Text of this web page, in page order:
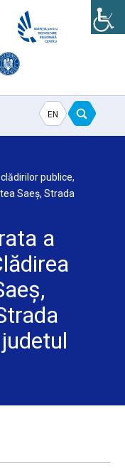
EN
publice,
Saeş, Strada
a